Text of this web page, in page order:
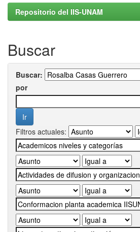
Repositorio del IIS-UNAM
Buscar
Buscar:
por
Filtros actuales: